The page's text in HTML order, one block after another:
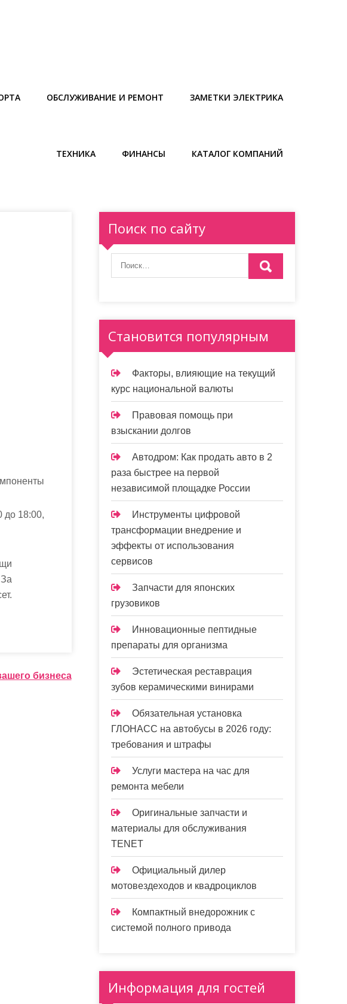
ОБСЛУЖИВАНИЕ И РЕМОНТ ЗАМЕТКИ ЭЛЕКТРИКА
ТЕХНИКА ФИНАНСЫ КАТАЛОГ КОМПАНИЙ
до 18:00,
бизнеса
Поиск по сайту
Становится популярным
Факторы, влияющие на текущий
курс национальной валюты
Правовая помощь при
взыскании долгов
Автодром: Как продать авто в 2
раза быстрее на первой
независимой площадке России
Инструменты цифровой
трансформации внедрение и
эффекты от использования
сервисов
Запчасти для японских
грузовиков
Инновационные пептидные
препараты для организма
Эстетическая реставрация
зубов керамическими винирами
Обязательная установка
ГЛОНАСС на автобусы в 2026 году:
требования и штрафы
Услуги мастера на час для
ремонта мебели
Оригинальные запчасти и
материалы для обслуживания
TENET
Официальный дилер
мотовездеходов и квадроциклов
Компактный внедорожник с
системой полного привода
Информация для гостей